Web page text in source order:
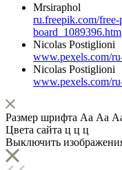
Mrsiraphol
ru.freepik.com/
board_1089396.htm
Nicolas Postiglioni
www.pexels.com/
Nicolas Postiglioni
www.pexels.com/
Размер шрифта Аа Аа
Цвета сайта ц ц ц
Выключить